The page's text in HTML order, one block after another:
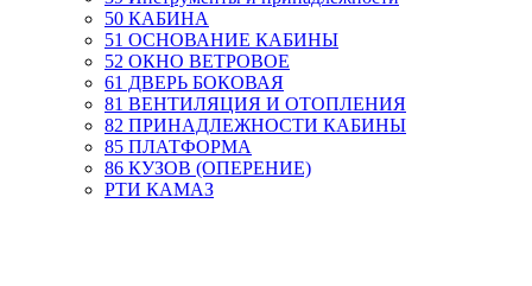
50 КАБИНА
51 ОСНОВАНИЕ КАБИНЫ
52 ОКНО ВЕТРОВОЕ
61 ДВЕРЬ БОКОВАЯ
81 ВЕНТИЛЯЦИЯ И ОТОПЛЕНИЯ
82 ПРИНАДЛЕЖНОСТИ КАБИНЫ
85 ПЛАТФОРМА
86 КУЗОВ (ОПЕРЕНИЕ)
РТИ КАМАЗ